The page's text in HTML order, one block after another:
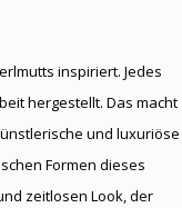
inspiriert. Jedes
hergestellt. Das macht
und luxuriöse
Formen dieses
zeitlosen Look, der